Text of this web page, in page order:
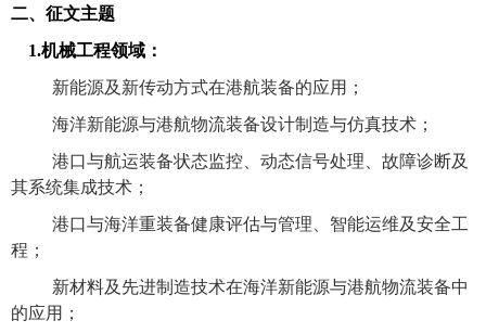
二、征文主题
1.机械工程领域：
新能源及新传动方式在港航装备的应用；
海洋新能源与港航物流装备设计制造与仿真技术；
港口与航运装备状态监控、动态信号处理、故障诊断及
其系统集成技术；
港口与海洋重装备健康评估与管理、智能运维及安全工
程；
新材料及先进制造技术在海洋新能源与港航物流装备中
的应用；